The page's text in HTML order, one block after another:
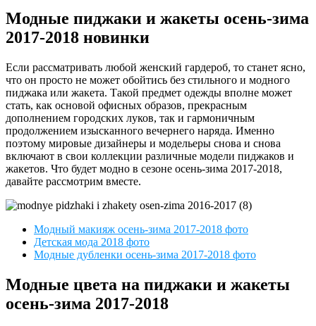
Модные пиджаки и жакеты осень-зима
2017-2018 новинки
Если рассматривать любой женский гардероб, то станет ясно,
что он просто не может обойтись без стильного и модного
пиджака или жакета. Такой предмет одежды вполне может
стать, как основой офисных образов, прекрасным
дополнением городских луков, так и гармоничным
продолжением изысканного вечернего наряда. Именно
поэтому мировые дизайнеры и модельеры снова и снова
включают в свои коллекции различные модели пиджаков и
жакетов. Что будет модно в сезоне осень-зима 2017-2018,
давайте рассмотрим вместе.
Модный макияж осень-зима 2017-2018 фото
Детская мода 2018 фото
Модные дубленки осень-зима 2017-2018 фото
Модные цвета на пиджаки и жакеты
осень-зима 2017-2018